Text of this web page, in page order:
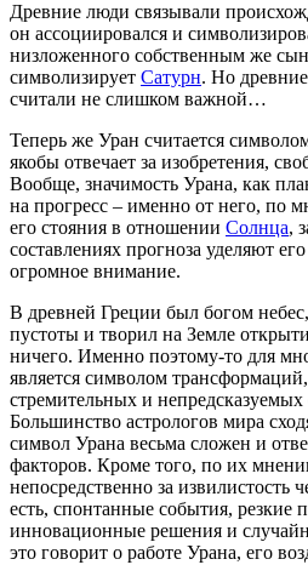
Древние люди связывали
он ассоциировался и
низложенного собственным же
символизирует Сатурн. Но
считали не слишком важной…
Теперь же Уран считается
якобы отвечает за изобретения,
Вообще, значимость Урана, как
на прогресс – именно от него, по
его стояния в отношении Солнца,
составлениях прогноза уделяют
огромное внимание.
В древней Греции был богом
пустоты и творил на Земле
ничего. Именно поэтому-то для
является символом
стремительных и
Большинство астрологов мира
символ Урана весьма сложен и
факторов. Кроме того, по их
непосредственно за извилистость
есть, спонтанные события, резкие
инновационные решения и
это говорит о работе Урана, его